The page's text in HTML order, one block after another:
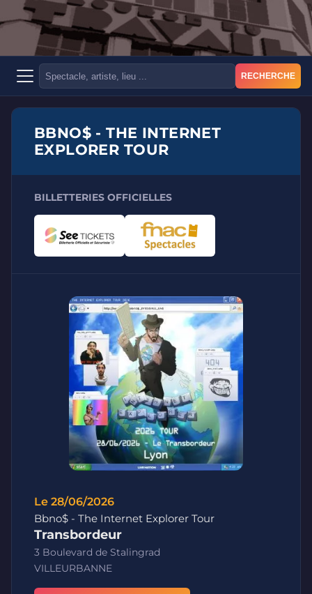
RECHERCHE
BBNO$ - THE INTERNET
EXPLORER TOUR
BILLETTERIES OFFICIELLES
Le 28/06/2026
Bbno$ - The Internet Explorer Tour
Transbordeur
3 Boulevard de Stalingrad
VILLEURBANNE